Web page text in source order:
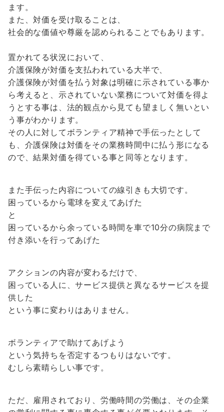
ます。
また、対価を受け取ることは、
社会的な価値や尊厳を認められることでもあります。
置かれてる状況において、
介護保険が対価を支払われている大半で、
介護保険が対価を払う対象は明確に示されている事か
ら考えると、示されていない業務について対価を得よ
うとする事は、法的観点から見ても望ましく無いとい
う事がわかります。
その人に対してボランティア精神で手伝ったとして
も、介護保険は対価をその業務時間中に払う形になる
ので、結果対価を得ている事と同等となります。
また手伝った内容についての線引きも大切です。
困っているから電球を変えてあげた
と
困っているから余っている時間を車で10分の病院まで
付き添いを行ってあげた
アクションの内容が変わるだけで、
困っている人に、サービス提供と異なるサービスを提
供した
という事に変わりはありません。
ボランティアで助けてあげよう
という気持ちを否定するつもりはないです。
むしら素晴らしい事です。
ただ、雇用されており、労働時間の労働は、その企業